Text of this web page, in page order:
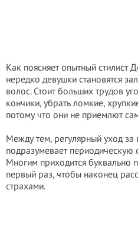
Как поясняет опытный стилист
нередко девушки становятся
волос. Стоит больших трудов
кончики, убрать ломкие,
потому что они не приемлют
Между тем, регулярный уход за
подразумевает периодическую
Многим приходится буквально
первый раз, чтобы наконец
страхами.